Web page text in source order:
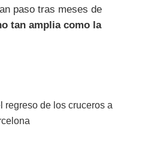
paso tras meses de
tan amplia como la